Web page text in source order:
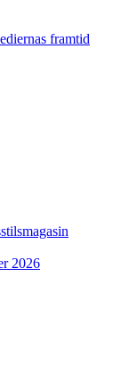
framtid
2026